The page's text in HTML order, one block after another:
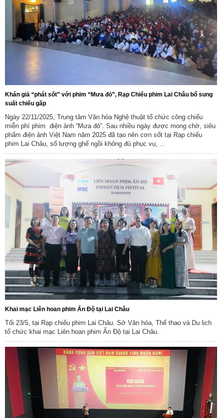
Khán giả “phát sốt” với phim “Mưa đỏ”, Rạp Chiếu phim Lai Châu bổ sung
suất chiếu gấp
Ngày 22/11/2025, Trung tâm Văn hóa Nghệ thuật tổ chức công chiếu
miễn phí phim điện ảnh “Mưa đỏ”. Sau nhiều ngày được mong chờ, siêu
phẩm điện ảnh Việt Nam năm 2025 đã tạo nên cơn sốt tại Rạp chiếu
phim Lai Châu, số lượng ghế ngồi không đủ phục vụ, ...
Khai mạc Liên hoan phim Ấn Độ tại Lai Châu
Tối 23/5, tại Rạp chiếu phim Lai Châu. Sở Văn hóa, Thể thao và Du lịch
tổ chức khai mạc Liên hoan phim Ấn Độ tại Lai Châu.